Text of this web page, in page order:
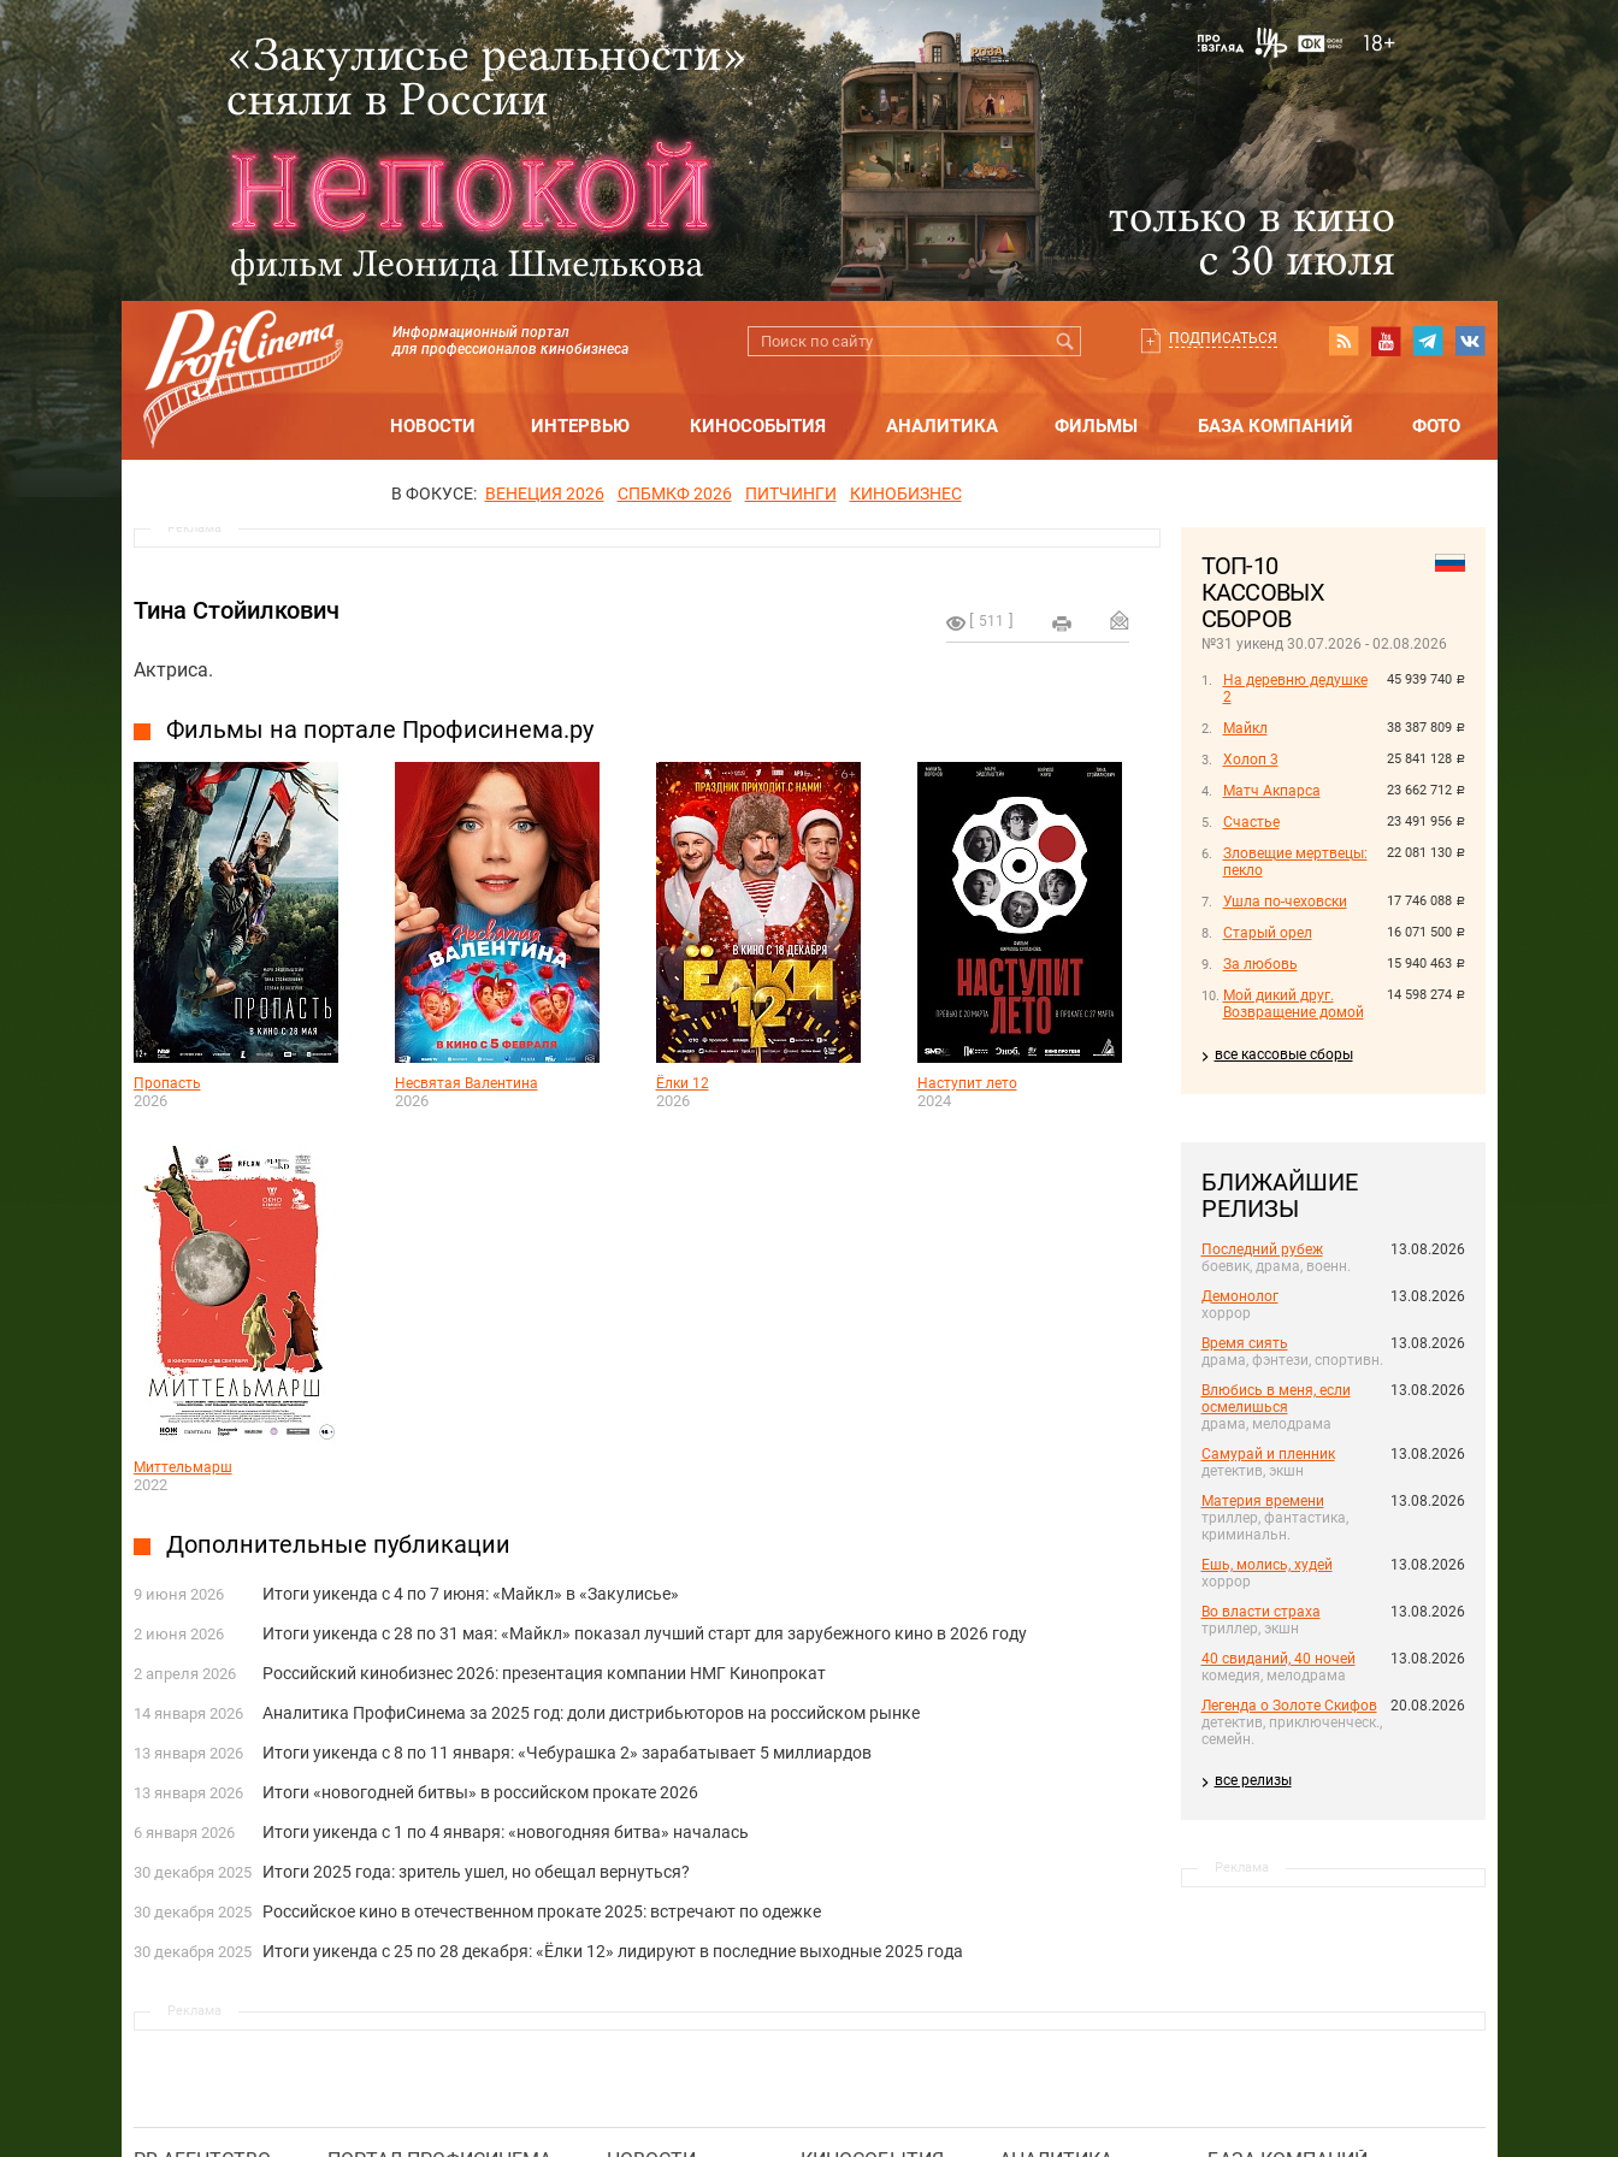
Информационный портал
для профессионалов кинобизнеса
ПОДПИСАТЬСЯ
НОВОСТИ ИНТЕРВЬЮ КИНОСОБЫТИЯ АНАЛИТИКА ФИЛЬМЫ БАЗА КОМПАНИЙ ФОТО
В ФОКУСЕ: ВЕНЕЦИЯ 2026 СПБМКФ 2026 ПИТЧИНГИ КИНОБИЗНЕС
ТОП-10
КАССОВЫХ
СБОРОВ
№31 уикенд 30.07.2026 - 02.08.2026
45 939 740 руб.
На деревню дедушке
2
38 387 809 руб.
Майкл
25 841 128 руб.
Холоп 3
23 662 712 руб.
Матч Акпарса
23 491 956 руб.
Счастье
22 081 130 руб.
Зловещие мертвецы:
пекло
17 746 088 руб.
Ушла по-чеховски
16 071 500 руб.
Старый орел
15 940 463 руб.
За любовь
14 598 274 руб.
Мой дикий друг.
Возвращение домой
все кассовые сборы
БЛИЖАЙШИЕ
РЕЛИЗЫ
Последний рубеж
боевик, драма, военн.
13.08.2026
Демонолог
хоррор
13.08.2026
Время сиять
драма, фэнтези, спортивн.
13.08.2026
Влюбись в меня, если
осмелишься
драма, мелодрама
13.08.2026
Самурай и пленник
детектив, экшн
13.08.2026
Материя времени
триллер, фантастика,
криминальн.
13.08.2026
Ешь, молись, худей
хоррор
13.08.2026
Во власти страха
триллер, экшн
13.08.2026
40 свиданий, 40 ночей
комедия, мелодрама
13.08.2026
Легенда о Золоте Скифов
детектив, приключенческ.,
семейн.
20.08.2026
все релизы
Реклама
Реклама
511
Тина Стойилкович
Актриса.
Фильмы на портале Профисинема.ру
Пропасть
2026
Несвятая Валентина
2026
Ёлки 12
2026
Наступит лето
2024
Миттельмарш
2022
Дополнительные публикации
9 июня 2026 Итоги уикенда с 4 по 7 июня: «Майкл» в «Закулисье»
2 июня 2026 Итоги уикенда с 28 по 31 мая: «Майкл» показал лучший старт для зарубежного кино в 2026 году
2 апреля 2026 Российский кинобизнес 2026: презентация компании НМГ Кинопрокат
14 января 2026 Аналитика ПрофиСинема за 2025 год: доли дистрибьюторов на российском рынке
13 января 2026 Итоги уикенда с 8 по 11 января: «Чебурашка 2» зарабатывает 5 миллиардов
13 января 2026 Итоги «новогодней битвы» в российском прокате 2026
6 января 2026 Итоги уикенда с 1 по 4 января: «новогодняя битва» началась
30 декабря 2025 Итоги 2025 года: зритель ушел, но обещал вернуться?
30 декабря 2025 Российское кино в отечественном прокате 2025: встречают по одежке
30 декабря 2025 Итоги уикенда с 25 по 28 декабря: «Ёлки 12» лидируют в последние выходные 2025 года
Реклама